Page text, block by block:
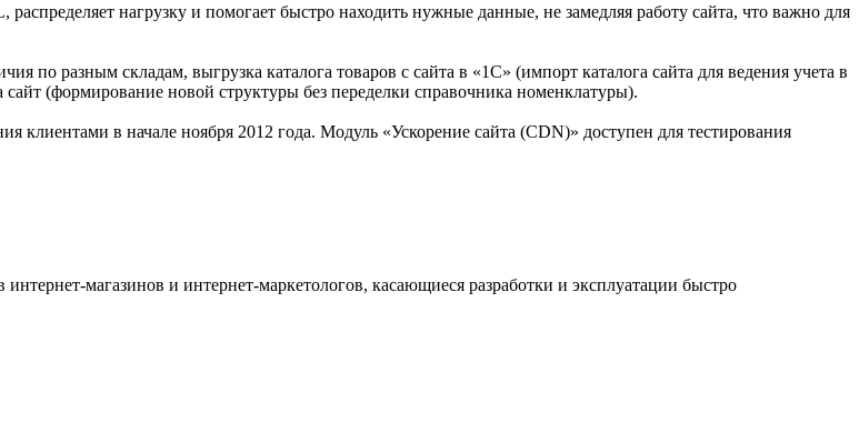
нагрузку и помогает быстро находить нужные данные, не замедляя работу сайта, что важно для
по разным складам, выгрузка каталога товаров с сайта в «1С» (импорт каталога сайта для ведения учета в
(формирование новой структуры без переделки справочника номенклатуры).
клиентами в начале ноября 2012 года. Модуль «Ускорение сайта (CDN)» доступен для тестирования
интернет-магазинов и интернет-маркетологов, касающиеся разработки и эксплуатации быстро